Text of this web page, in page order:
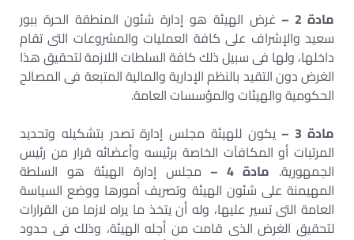
مادة 2 –
غرض الهيئة هو إدارة شئون المنطقة الحرة ببور
سعيد والإشراف على كافة العمليات والمشروعات التى تقام
داخلها، ولها فى سبيل ذلك كافة السلطات اللازمة لتحقيق هذا
الغرض دون التقيد بالنظم الإدارية والمالية المتبعة فى المصالح
الحكومية والهيئات والمؤسسات العامة.
مادة 3 –
يكون للهيئة مجلس إدارة تصدر بتشكيله وتحديد
المرتبات أو المكافآت الخاصة برئيسه وأعضائه قرار من رئيس
الجمهورية. مادة 4 –
مجلس إدارة الهيئة هو السلطة
المهيمنة على شئون الهيئة وتصريف أمورها ووضع السياسة
العامة التى تسير عليها، وله أن يتخذ ما يراه لازما من القرارات
لتحقيق الغرض الذى قامت من أجله الهيئة، وذلك فى حدود